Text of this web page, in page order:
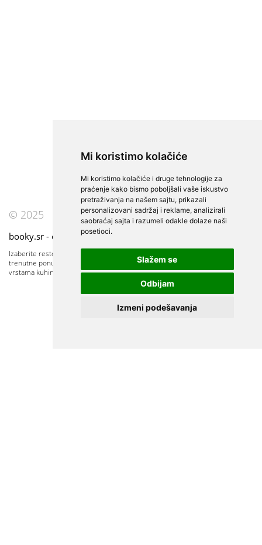
Mi koristimo kolačiće
Mi koristimo kolačiće i druge tehnologije za
praćenje kako bismo poboljšali vaše iskustvo
pretraživanja na našem sajtu, prikazali
personalizovani sadržaj i reklame, analizirali
saobraćaj sajta i razumeli odakle dolaze naši
posetioci.
Slažem se
Odbijam
Izmeni podešavanja
© 2025
booky.sr - online katalog restorana i barova u Beograd
Izaberite restoran, bar, klub, kafanu, piceriju. Rezervišite sto. Pogledajte
trenutne ponude i događaje. Restorani za posebne prilike, sa različitim
vrstama kuhinje.
Za klijente